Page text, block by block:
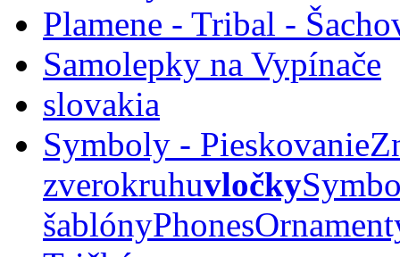
Plamene - Tribal -
Samolepky na Vypínače
slovakia
Symboly - Pieskovanie
zverokruhuvločky
šablónyPhones